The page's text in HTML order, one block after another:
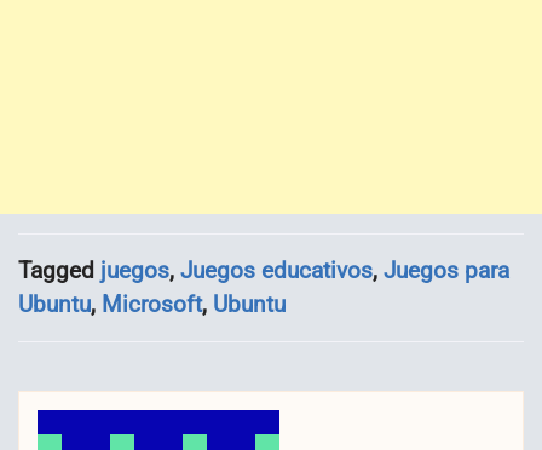
Tagged juegos, Juegos educativos, Juegos para
Ubuntu, Microsoft, Ubuntu